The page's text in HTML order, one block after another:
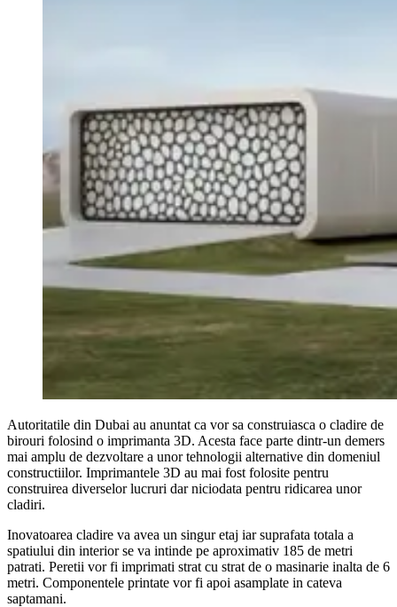
Autoritatile din Dubai au anuntat ca vor sa construiasca o cladire de
birouri folosind o imprimanta 3D. Acesta face parte dintr-un demers
mai amplu de dezvoltare a unor tehnologii alternative din domeniul
constructiilor. Imprimantele 3D au mai fost folosite pentru
construirea diverselor lucruri dar niciodata pentru ridicarea unor
cladiri.
Inovatoarea cladire va avea un singur etaj iar suprafata totala a
spatiului din interior se va intinde pe aproximativ 185 de metri
patrati. Peretii vor fi imprimati strat cu strat de o masinarie inalta de 6
metri. Componentele printate vor fi apoi asamplate in cateva
saptamani.